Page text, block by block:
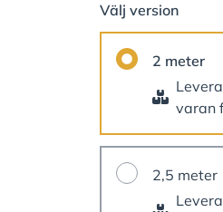
Välj version
2 meter
varan
2,5 meter